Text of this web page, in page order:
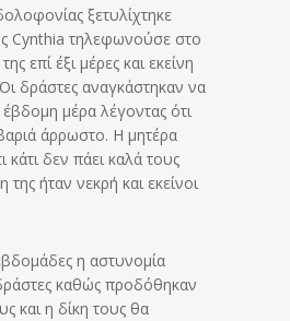
ξετυλίχτηκε
Cynthia τηλεφωνούσε στο
επί έξι μέρες και εκείνη
δράστες αναγκάστηκαν να
μέρα λέγοντας ότι
βαριά άρρωστο. Η μητέρα
κάτι δεν πάει καλά τους
ήταν νεκρή και εκείνοι
η αστυνομία
καθώς προδόθηκαν
και η δίκη τους θα